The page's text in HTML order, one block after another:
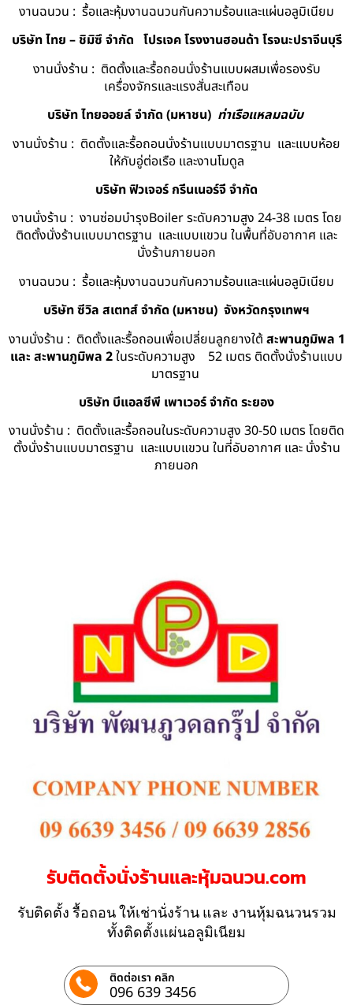
งานฉนวน : รื้อและหุ้มงานฉนวนกันความร้อนและแผ่นอลูมิเนียม
บริษัท ไทย – ชิมิซึ จำกัด โปรเจค โรงงานฮอนด้า โรจนะปราจีนบุรี
งานนั่งร้าน : ติดตั้งและรื้อถอนนั่งร้านแบบผสมเพื่อรองรับ
เครื่องจักรและแรงสั่นสะเทือน
บริษัท ไทยออยล์ จํากัด (มหาชน) ท่าเรือแหลมฉบับ
งานนั่งร้าน : ติดตั้งและรื้อถอนนั่งร้านแบบมาตรฐาน และแบบห้อย
ให้กับอู่ต่อเรือ และงานโมดูล
บริษัท ฟิวเจอร์ กรีนเนอร์จี จำกัด
งานนั่งร้าน : งานซ่อมบำรุงBoiler ระดับความสูง 24-38 เมตร โดย
ติดตั้งนั่งร้านแบบมาตรฐาน และแบบแขวน ในพื้นที่อับอากาศ และ
นั่งร้านภายนอก
งานฉนวน : รื้อและหุ้มงานฉนวนกันความร้อนและแผ่นอลูมิเนียม
บริษัท ซีวิล สเตทส์ จำกัด (มหาชน) จังหวัดกรุงเทพฯ
งานนั่งร้าน : ติดตั้งและรื้อถอนเพื่อเปลี่ยนลูกยางใต้ สะพานภูมิพล 1
และ สะพานภูมิพล 2ในระดับความสูง 52 เมตร ติดตั้งนั่งร้านแบบ
มาตรฐาน
บริษัท บีแอลซีพี เพาเวอร์ จำกัด ระยอง
งานนั่งร้าน : ติดตั้งและรื้อถอนในระดับความสูง 30-50 เมตร โดยติด
ตั้งนั่งร้านแบบมาตรฐาน และแบบแขวน ในที่อับอากาศ และ นั่งร้าน
ภายนอก
รับติดตั้งนั่งร้านและหุ้มฉนวน.com
รับติดตั้ง รื้อถอน ให้เช่านั่งร้าน และ งานหุ้มฉนวนรวม
ทั้งติดตั้งแผ่นอลูมิเนียม
ติดต่อเรา คลิก
096 639 3456